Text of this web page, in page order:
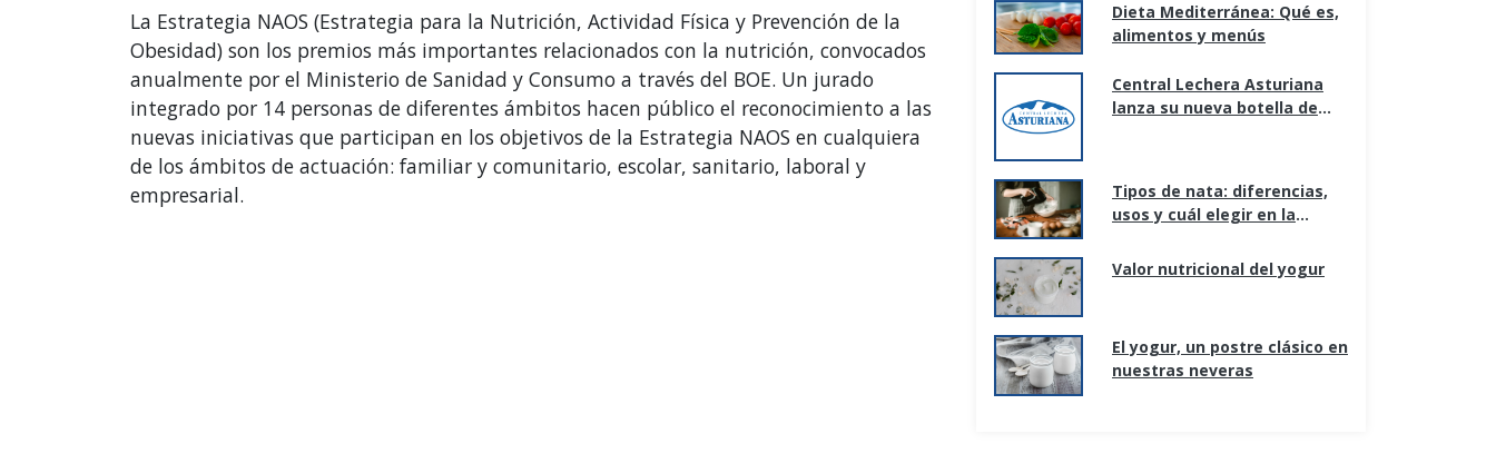
La Estrategia NAOS (Estrategia para la Nutrición, Actividad Física y Prevención de la
Obesidad) son los premios más importantes relacionados con la nutrición, convocados
anualmente por el Ministerio de Sanidad y Consumo a través del BOE. Un jurado
integrado por 14 personas de diferentes ámbitos hacen público el reconocimiento a las
nuevas iniciativas que participan en los objetivos de la Estrategia NAOS en cualquiera
de los ámbitos de actuación: familiar y comunitario, escolar, sanitario, laboral y
empresarial.
Dieta Mediterránea: Qué es,
alimentos y menús
Central Lechera Asturiana
lanza su nueva botella de
Tipos de nata: diferencias,
usos y cuál elegir en la
Valor nutricional del yogur
El yogur, un postre clásico en
nuestras neveras